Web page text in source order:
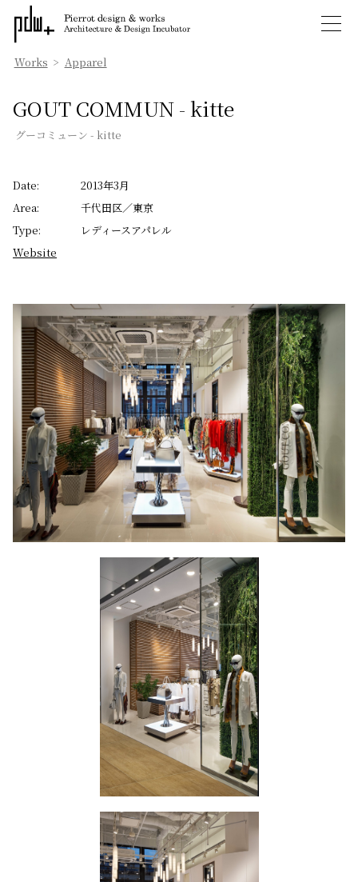
Works > Apparel
GOUT COMMUN - kitte
グーコミューン - kitte
Date:
2013年3月
Area:
千代田区／東京
Type:
レディースアパレル
Website